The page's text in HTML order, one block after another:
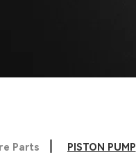
Parts PISTON PUMP